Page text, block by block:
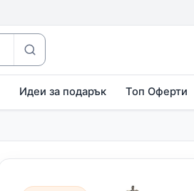
Идеи за подарък Топ Оферти